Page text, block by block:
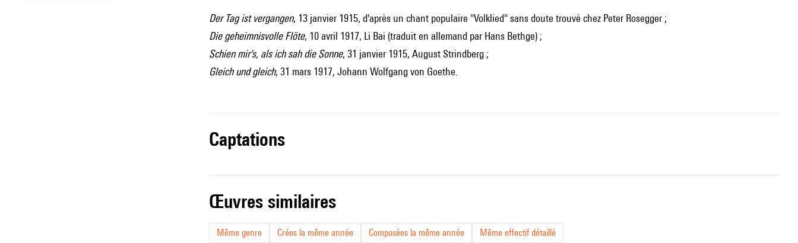
Der Tag ist vergangen, 13 janvier 1915, d'après un chant populaire "Volklied" sans doute trouvé chez Peter Rosegger ;
Die geheimnisvolle Flöte, 10 avril 1917, Li Bai (traduit en allemand par Hans Bethge) ;
Schien mir's, als ich sah die Sonne, 31 janvier 1915, August Strindberg ;
Gleich und gleich, 31 mars 1917, Johann Wolfgang von Goethe.
captations
œuvres similaires
Même genre Crées la même année Composées la même année Même effectif détaillé